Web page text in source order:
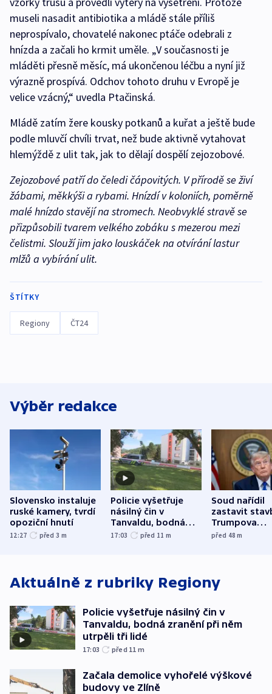
museli nasadit antibiotika a mládě stále příliš
neprospívalo, chovatelé nakonec ptáče odebrali z
hnízda a začali ho krmit uměle. „V současnosti je
mláděti přesně měsíc, má ukončenou léčbu a nyní již
výrazně prospívá. Odchov tohoto druhu v Evropě je
velice vzácný,“ uvedla Ptačinská.
Mládě zatím žere kousky potkanů a kuřat a ještě bude
podle mluvčí chvíli trvat, než bude aktivně vytahovat
hlemýždě z ulit tak, jak to dělají dospělí zejozobové.
Zejozobové patří do čeledi čápovitých. V přírodě se živí
žábami, měkkýši a rybami. Hnízdí v koloniích, poměrně
malé hnízdo stavějí na stromech. Neobvyklé stravě se
přizpůsobili tvarem velkého zobáku s mezerou mezi
čelistmi. Slouží jim jako louskáček na otvírání lastur
mlžů a vybírání ulit.
ŠTÍTKY
Regiony ČT24
Výběr redakce
Slovensko instaluje
ruské kamery, tvrdí
opoziční hnutí
12:27 před 3 m
Policie vyšetřuje
násilný čin v
Tanvaldu, bodná
zranění při něm
17:03 před 11 m
Soud nařídil
zastavit
Trumpova
tanečního
před 48m
Aktuálně z rubriky Regiony
Policie vyšetřuje násilný čin v
Tanvaldu, bodná zranění při něm
utrpěli tři lidé
17:03 před 11 m
Začala demolice vyhořelé výškové
budovy ve Zlíně